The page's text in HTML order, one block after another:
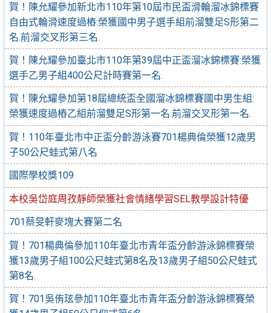
賀！陳允耀參加新北市110年第10屆市民盃滑輪溜冰錦標賽
自由式輪滑速度過樁:榮獲國中男子選手組前溜雙足S形第二
名.前溜交叉形第三名.
賀！陳允耀參加臺北市110年第39屆中正盃溜冰錦標賽:榮獲
選手乙男子組400公尺計時賽第一名.
賀！陳允耀參加第18屆總統盃全國溜冰錦標賽國中男生組:
榮獲速度過樁乙組前溜雙足S形第一名.前溜交叉形第一名.
賀！110年臺北市中正盃分齡游泳賽701楊典倫榮獲12歲男
子50公尺蛙式第八名
國際學校獎109
本校吳岱庭周孜靜師榮獲社會情緒學習SEL教學設計特優
701蔡旻軒麥塊大賽第二名
賀！701楊典倫參加110年臺北市青年盃分齡游泳錦標賽榮
獲13歲男子組100公尺蛙式第8名及13歲男子組50公尺蛙式
第8名.
賀！701吳侑玹參加110年臺北市青年盃分齡游泳錦標賽榮